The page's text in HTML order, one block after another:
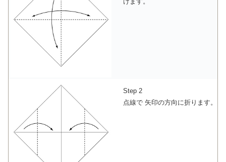
Step 2
点線で 矢印の方向に折ります。